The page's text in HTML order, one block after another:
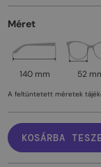
Méret
140 mm 52
A feltüntetett méretek
KOSÁRBA